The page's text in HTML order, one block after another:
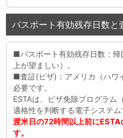
パスポート有効残存日数
■パスポート有効残存日数：
上が望ましい）。
■査証(ビザ)：アメリカ（ハワ
必要です。
ESTAは、ビザ免除プログラム
適格性を判断する電子システム
渡米日の72時間以上前に
す。